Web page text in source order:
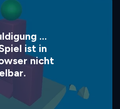
...
ist in
nicht